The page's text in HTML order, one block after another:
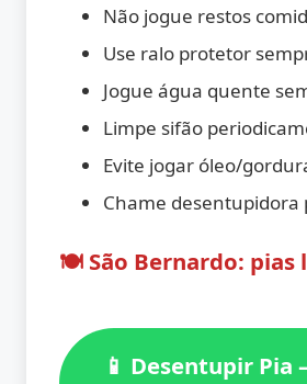
Não jogue restos
Use ralo protetor
Jogue água quente
Limpe sifão
Evite jogar óleo/
Chame desentupidora
🍽️ São Bernardo: pias
📱 Desentupir Pia